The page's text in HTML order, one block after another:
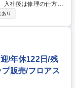
入社後は修理の仕方や
きますので、未経験
ございます。 ※メンテ
については、パート
建物への改変を伴う
！福利厚生◎
あり
/年休122日/残
販売/フロアス